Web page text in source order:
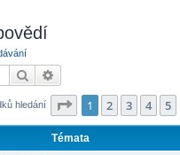
Hledat
hledání Stránka z
1 2 3 4 5
Témata